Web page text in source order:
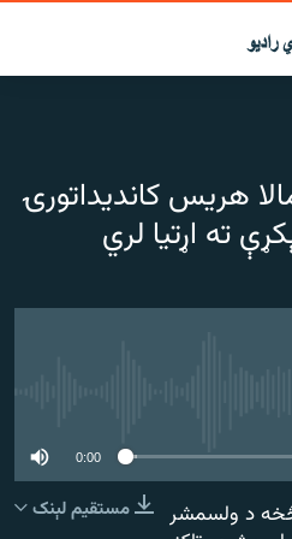
هریس کاندیداتورۍ
ته اړتیا لري
0:00
مستقیم لېنک
څخه د ولسمشر